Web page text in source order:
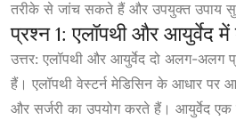
तरीके से जांच सकते हैं और उपयुक्त उपाय
प्रश्न 1: एलॉपथी और आयुर्वेद
उत्तर: एलॉपथी और आयुर्वेद दो अलग-अलग
हैं। एलॉपथी वेस्टर्न मेडिसिन के आधार पर
और सर्जरी का उपयोग करते हैं। आयुर्वेद एक